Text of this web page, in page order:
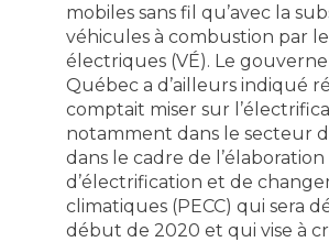
mobiles sans fil qu’avec la
véhicules à combustion par
électriques (VÉ). Le
Québec a d’ailleurs indiqué
comptait miser sur
notamment dans le secteur
dans le cadre de
d’électrification et de
climatiques (PECC) qui sera
début de 2020 et qui vise à